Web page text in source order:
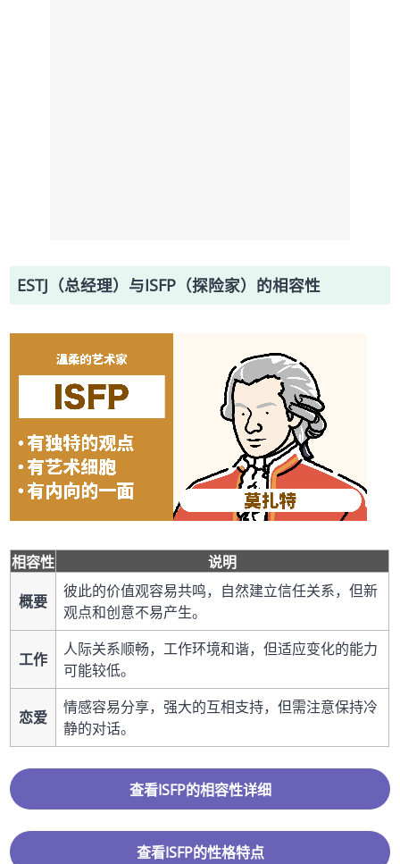
ESTJ（总经理）与ISFP（探险家）的相容性
相容性
说明
概要
彼此的价值观容易共鸣，自然建立信任关系，但新
观点和创意不易产生。
工作
人际关系顺畅，工作环境和谐，但适应变化的能力
可能较低。
恋爱
情感容易分享，强大的互相支持，但需注意保持冷
静的对话。
查看ISFP的相容性详细
查看ISFP的性格特点